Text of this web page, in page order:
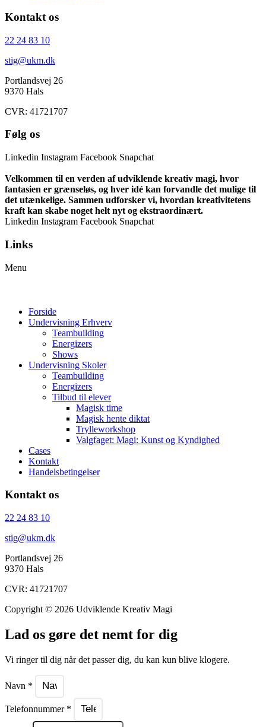
Kontakt os
22 24 83 10
stig@ukm.dk
Portlandsvej 26
9370 Hals
CVR: 41721707
Følg os
Linkedin Instagram Facebook Snapchat
Velkommen til en verden af udviklende kreativ magi, hvor
fantasien er grænseløs, og hver idé kan forvandle det mulige til
det utænkelige. Sammen udforsker vi, hvordan kreativitetens
kraft kan skabe noget helt nyt og ekstraordinært.
Linkedin Instagram Facebook Snapchat
Links
Menu
Forside
Undervisning Erhverv
Teambuilding
Energizers
Shows
Undervisning Skoler
Teambuilding
Energizers
Tilbud til elever
Magisk time
Magisk hente diktat
Trylleworkshop
Valgfaget: Magi: Kunst og Kyndighed
Cases
Kontakt
Handelsbetingelser
Kontakt os
22 24 83 10
stig@ukm.dk
Portlandsvej 26
9370 Hals
CVR: 41721707
Copyright © 2026 Udviklende Kreativ Magi
Lad os gøre det nemt for dig
Vi ringer til dig når det passer dig, du kan kun blive klogere.
Navn *
Telefonnummer *